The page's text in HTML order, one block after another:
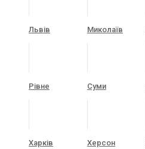
Львів Миколаїв
Рівне Суми
Харків Херсон